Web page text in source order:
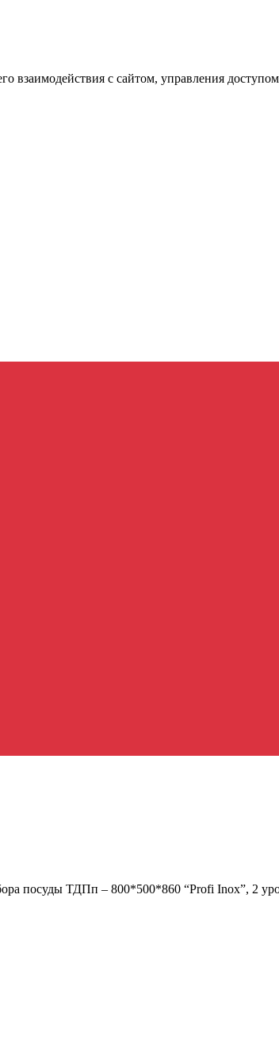
взаимодействия с сайтом, управления
посуды ТДПп – 800*500*860 “Profi Inox”, 2